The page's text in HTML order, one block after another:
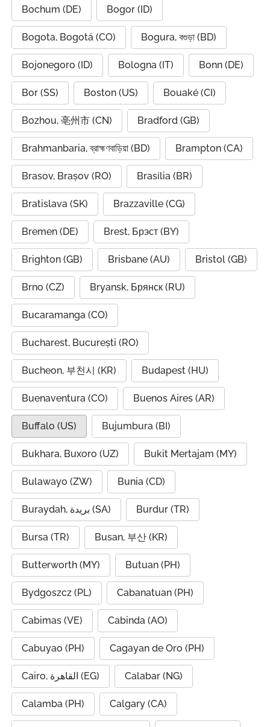
Bochum (DE) Bogor (ID)
Bogota, Bogotá (CO) Bogura, বগুড়া (BD)
Bojonegoro (ID) Bologna (IT) Bonn (DE)
Bor (SS) Boston (US) Bouaké (CI)
Bozhou, 亳州市 (CN) Bradford (GB)
Brahmanbaria, ব্রাহ্মণবাড়িয়া (BD) Brampton (CA)
Brasov, Brașov (RO) Brasília (BR)
Bratislava (SK) Brazzaville (CG)
Bremen (DE) Brest, Брэст (BY)
Brighton (GB) Brisbane (AU) Bristol (GB)
Brno (CZ) Bryansk, Брянск (RU)
Bucaramanga (CO)
Bucharest, București (RO)
Bucheon, 부천시 (KR) Budapest (HU)
Buenaventura (CO) Buenos Aires (AR)
Buffalo (US) Bujumbura (BI)
Bukhara, Buxoro (UZ) Bukit Mertajam (MY)
Bulawayo (ZW) Bunia (CD)
Buraydah, بريدة (SA) Burdur (TR)
Bursa (TR) Busan, 부산 (KR)
Butterworth (MY) Butuan (PH)
Bydgoszcz (PL) Cabanatuan (PH)
Cabimas (VE) Cabinda (AO)
Cabuyao (PH) Cagayan de Oro (PH)
Cairo, القاهرة (EG) Calabar (NG)
Calamba (PH) Calgary (CA)